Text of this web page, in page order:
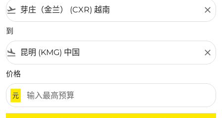
flight_takeoff close
到
flight_land close
价格
元